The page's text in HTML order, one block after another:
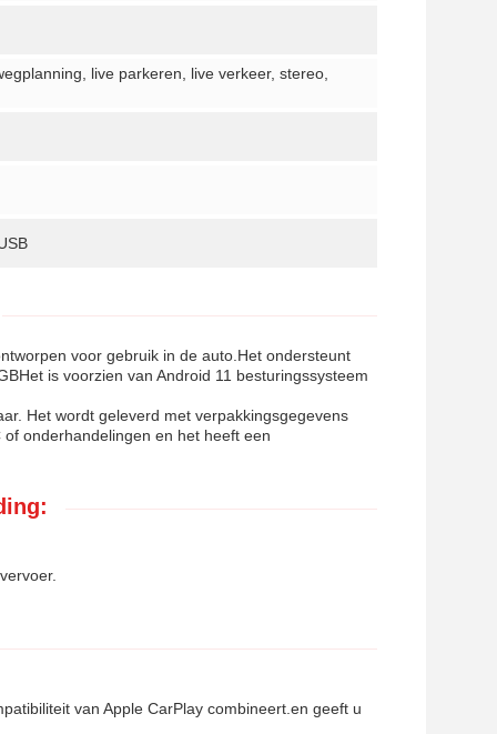
live parkeren, live verkeer, stereo,
voor gebruik in de auto.Het ondersteunt
is voorzien van Android 11 besturingssysteem
Het wordt geleverd met verpakkingsgegevens
onderhandelingen en het heeft een
van Apple CarPlay combineert.en geeft u